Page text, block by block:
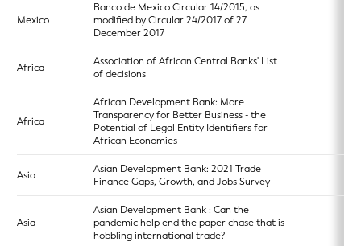
Mexico
Banco de Mexico Circular 14/2015, as
modified by Circular 24/2017 of 27
December 2017
Africa
Association of African Central Banks' List
of decisions
Africa
African Development Bank: More
Transparency for Better Business - the
Potential of Legal Entity Identifiers for
African Economies
Asia
Asian Development Bank: 2021 Trade
Finance Gaps, Growth, and Jobs Survey
Asia
Asian Development Bank : Can the
pandemic help end the paper chase that is
hobbling international trade?